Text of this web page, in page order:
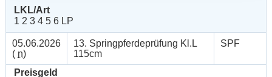
LKL/Art
1 2 3 4 5 6 LP
05.06.2026
( n)
13. Springpferdeprüfung Kl.L
115cm
SPF
Preisgeld